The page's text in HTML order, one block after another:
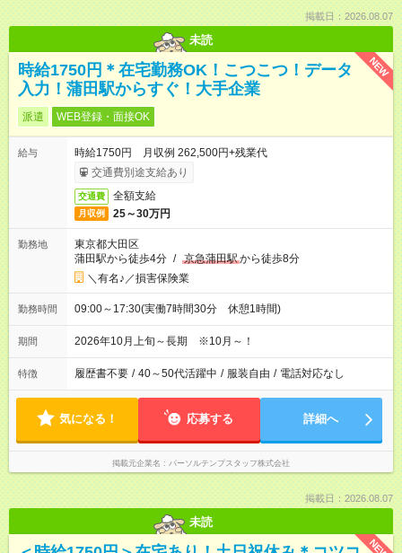
掲載日：2026.08.07
未読
NEW
時給1750円＊在宅勤務OK！こつこつ！データ
入力！蒲田駅からすぐ！大手企業
派遣 WEB登録・面接OK
給与
時給1750円 月収例 262,500円+残業代
交通費別途支給あり
交通費 全額支給
月収例 25～30万円
勤務地
東京都大田区
蒲田駅から徒歩4分 / 京急蒲田駅から徒歩8分
＼有名♪／損害保険業
勤務時間 09:00～17:30(実働7時間30分 休憩1時間)
期間 2026年10月上旬～長期 ※10月～！
特徴 履歴書不要 / 40～50代活躍中 / 服装自由 / 電話対応なし
気になる！ 応募する 詳細へ
掲載元企業名 パーソルテンプスタッフ株式会社
掲載日：2026.08.07
未読